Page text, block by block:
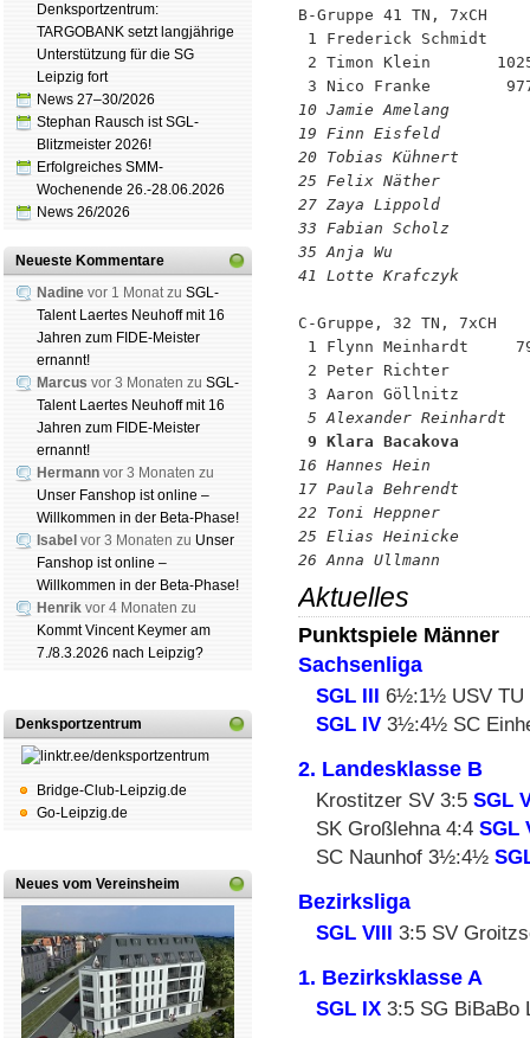
Denksportzentrum:
TARGOBANK setzt langjährige
Unterstützung für die SG
Leipzig fort
News 27–30/2026
Stephan Rausch ist SGL-
Blitzmeister 2026!
Erfolgreiches SMM-
Wochenende 26.-28.06.2026
News 26/2026
Neueste Kommentare
Nadine vor 1 Monat zu SGL-
Talent Laertes Neuhoff mit 16
Jahren zum FIDE-Meister
ernannt!
Marcus vor 3 Monaten zu SGL-
Talent Laertes Neuhoff mit 16
Jahren zum FIDE-Meister
ernannt!
Hermann vor 3 Monaten zu
Unser Fanshop ist online –
Willkommen in der Beta-Phase!
Isabel vor 3 Monaten zu Unser
Fanshop ist online –
Willkommen in der Beta-Phase!
Henrik vor 4 Monaten zu
Kommt Vincent Keymer am
7./8.3.2026 nach Leipzig?
Denksportzentrum
Bridge-Club-Leipzig.de
Go-Leipzig.de
Neues vom Vereinsheim
B-Gruppe 41 TN, 7xCH
1 Frederick Schmidt
2 Timon Klein
10 Jamie Amelang
19 Finn Eisfeld
20 Tobias Kühnert
25 Felix Näther
27 Zaya Lippold
33 Fabian Scholz
35 Anja Wu
41 Lotte Krafczyk
C-Gruppe, 32 TN, 7xCH
1 Flynn Meinhardt
2 Peter Richter
5 Alexander
9 Klara Bacakova
16 Hannes Hein
17 Paula Behrendt
22 Toni Heppner
25 Elias Heinicke
26 Anna Ullmann
Aktuelles
Punktspiele Männer
Sachsenliga
SGL III 6½:1½ USV TU
SGL IV 3½:4½ SC
2. Landesklasse B
Krostitzer SV 3:5 SGL
SK Großlehna 4:4 SGL
SC Naunhof 3½:4½
Bezirksliga
SGL VIII 3:5 SV
1. Bezirksklasse A
SGL IX 3:5 SG BiBaBo